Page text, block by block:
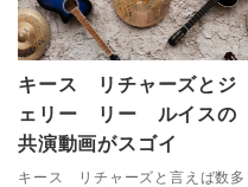
キース リチャーズとジ
ェリー リー ルイスの
共演動画がスゴイ
キース リチャーズと言えば数多